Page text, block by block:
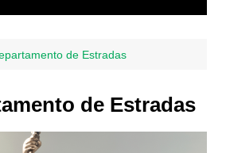
de Estradas
de Estradas